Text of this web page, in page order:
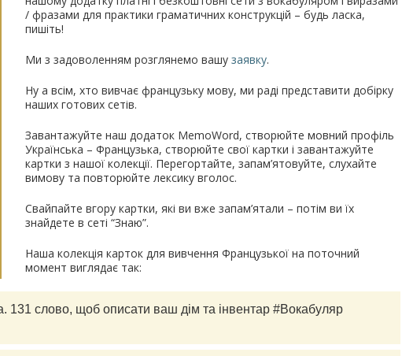
/ фразами для практики граматичних конструкцій – будь ласка,
пишіть!
Ми з задоволенням розглянемо вашу заявку.
Ну а всім, хто вивчає французьку мову, ми раді представити добірку
наших готових сетів.
Завантажуйте наш додаток MemoWord, створюйте мовний профіль
Українська – Французька, створюйте свої картки і завантажуйте
картки з нашої колекції. Перегортайте, запам’ятовуйте, слухайте
вимову та повторюйте лексику вголос.
Свайпайте вгору картки, які ви вже запам’ятали – потім ви їх
знайдете в сеті “Знаю”.
Наша колекція карток для вивчення Французької на поточний
момент виглядає так:
131 слово, щоб описати ваш дім та інвентар #Вокабуляр